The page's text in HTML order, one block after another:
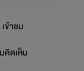
เข้าชม
คิดเห็น